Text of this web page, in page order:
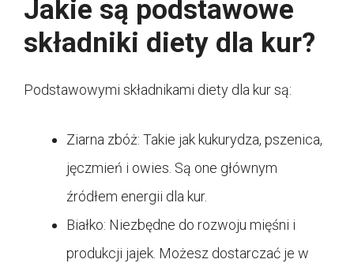
Jakie są podstawowe
składniki diety dla kur?
Podstawowymi składnikami diety dla kur są:
Ziarna zbóż: Takie jak kukurydza, pszenica,
jęczmień i owies. Są one głównym
źródłem energii dla kur.
Białko: Niezbędne do rozwoju mięśni i
produkcji jajek. Możesz dostarczać je w